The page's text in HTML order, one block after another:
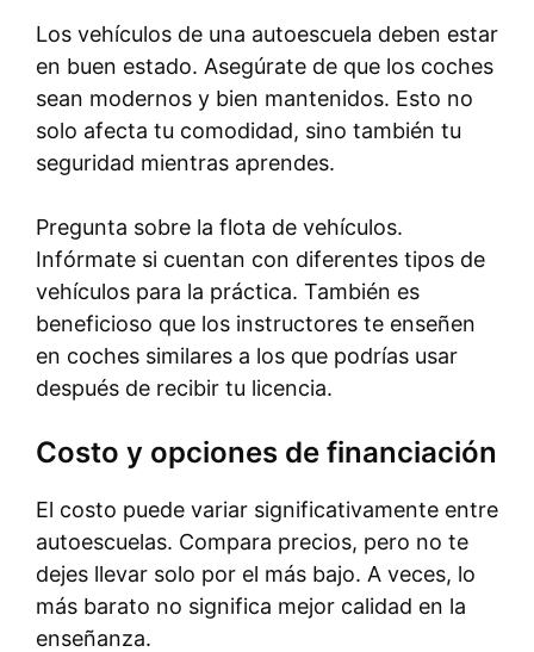
Los vehículos de una autoescuela deben estar
en buen estado. Asegúrate de que los coches
sean modernos y bien mantenidos. Esto no
solo afecta tu comodidad, sino también tu
seguridad mientras aprendes.
Pregunta sobre la flota de vehículos.
Infórmate si cuentan con diferentes tipos de
vehículos para la práctica. También es
beneficioso que los instructores te enseñen
en coches similares a los que podrías usar
después de recibir tu licencia.
Costo y opciones de financiación
El costo puede variar significativamente entre
autoescuelas. Compara precios, pero no te
dejes llevar solo por el más bajo. A veces, lo
más barato no significa mejor calidad en la
enseñanza.